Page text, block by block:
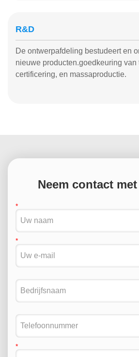
R&D
De ontwerpafdeling bestudeert en
nieuwe producten.goedkeuring van
certificering, en massaproductie.
Neem contact